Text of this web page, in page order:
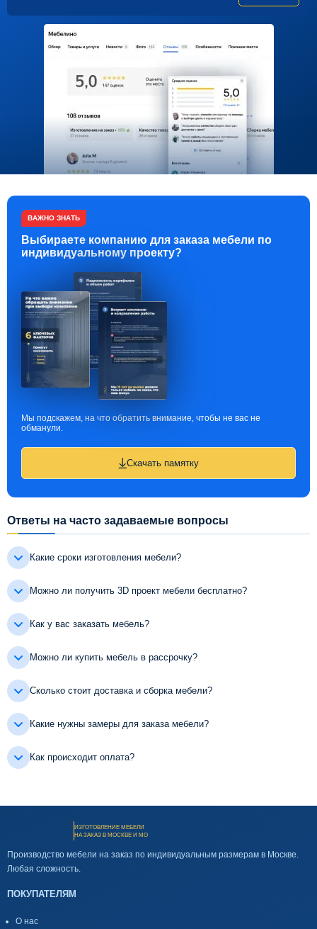
ВАЖНО ЗНАТЬ
Выбираете компанию для заказа мебели по
индивидуальному проекту?
Мы подскажем, на что обратить внимание, чтобы не вас не
обманули.
Скачать памятку
Ответы на часто задаваемые вопросы
Какие сроки изготовления мебели?
Можно ли получить 3D проект мебели бесплатно?
Как у вас заказать мебель?
Можно ли купить мебель в рассрочку?
Сколько стоит доставка и сборка мебели?
Какие нужны замеры для заказа мебели?
Как происходит оплата?
ИЗГОТОВЛЕНИЕ МЕБЕЛИ
НА ЗАКАЗ В МОСКВЕ И МО
Производство мебели на заказ по индивидуальным размерам в Москве.
Любая сложность.
ПОКУПАТЕЛЯМ
О нас